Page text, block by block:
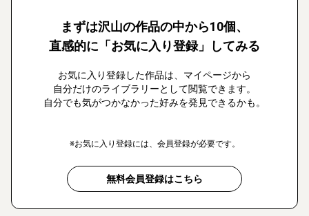
まずは沢山の作品の中から10個、
直感的に「お気に入り登録」してみる
お気に入り登録した作品は、マイページから
自分だけのライブラリーとして閲覧できます。
自分でも気がつかなかった好みを発見できるかも。
※お気に入り登録には、会員登録が必要です。
無料会員登録はこちら